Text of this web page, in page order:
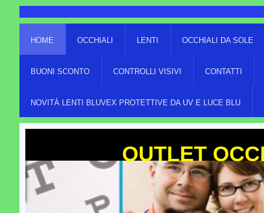
HOME OCCHIALI LENTI OCCHIALI DA SOLE
BUONI SCONTO CONTROLLI VISIVI CONTATTI
NOVITÀ LENTI BLUVEX PROTETTIVE DA UV E LUCE BLU
OUTLET